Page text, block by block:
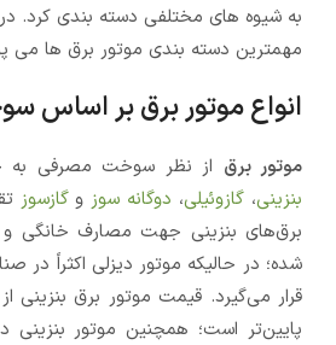
به شیوه های مختلفی دسته بندی کرد.
مهمترین دسته بندی موتور برق ها می
انواع موتور برق بر اساس
موتور برق از نظر سوخت مصرفی به
بنزینی، گازوئیلی، دوگانه سوز وگازسوز
برق‌های بنزینی جهت مصارف خانگی
شده؛ در حالیکه موتور دیزلی اکثراً در
قرار می‌گیرد. قیمت موتور برق بنزینی از
پایین‌تر است؛ همچنین موتور بنزینی